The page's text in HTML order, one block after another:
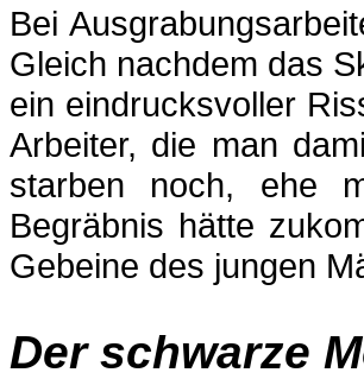
Bei
Gleich nachdem das
ein eindrucksvoller
Arbeiter, die man
starben noch, ehe
Begräbnis hätte
Gebeine des jungen
Der schwarze